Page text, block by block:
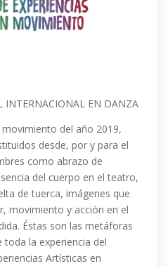
INTERNACIONAL EN DANZA
del año 2019,
desde, por y para el
como abrazo de
del cuerpo en el teatro,
de tuerca, imágenes que
movimiento y acción en el
Éstas son las metáforas
toda la experiencia del
Artísticas en